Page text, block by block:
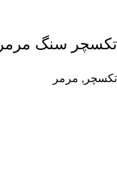
تکسچر سنگ مرمر 005
تکسچر , مرمر